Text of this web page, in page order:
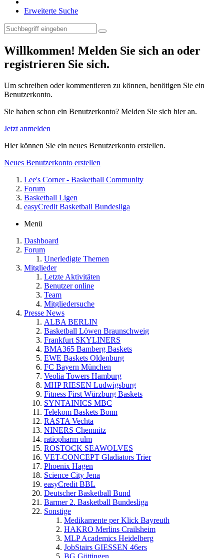
Erweiterte Suche
Willkommen! Melden Sie sich an oder
registrieren Sie sich.
Um schreiben oder kommentieren zu können, benötigen Sie ein
Benutzerkonto.
Sie haben schon ein Benutzerkonto? Melden Sie sich hier an.
Jetzt anmelden
Hier können Sie ein neues Benutzerkonto erstellen.
Neues Benutzerkonto erstellen
Lee's Corner - Basketball Community
Forum
Basketball Ligen
easyCredit Basketball Bundesliga
Menü
Dashboard
Forum
Unerledigte Themen
Mitglieder
Letzte Aktivitäten
Benutzer online
Team
Mitgliedersuche
Presse News
ALBA BERLIN
Basketball Löwen Braunschweig
Frankfurt SKYLINERS
BMA365 Bamberg Baskets
EWE Baskets Oldenburg
FC Bayern München
Veolia Towers Hamburg
MHP RIESEN Ludwigsburg
Fitness First Würzburg Baskets
SYNTAINICS MBC
Telekom Baskets Bonn
RASTA Vechta
NINERS Chemnitz
ratiopharm ulm
ROSTOCK SEAWOLVES
VET-CONCEPT Gladiators Trier
Phoenix Hagen
Science City Jena
easyCredit BBL
Deutscher Basketball Bund
Barmer 2. Basketball Bundesliga
Sonstige
Medikamente per Klick Bayreuth
HAKRO Merlins Crailsheim
MLP Academics Heidelberg
JobStairs GIESSEN 46ers
BG Göttingen